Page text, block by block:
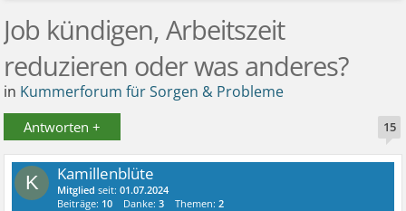
Job kündigen, Arbeitszeit
reduzieren oder was anderes?
in Kummerforum für Sorgen & Probleme
Antworten + 15
K Kamillenblüte
Mitglied seit:01.07.2024
Beiträge: 10 Danke:3 Themen:2